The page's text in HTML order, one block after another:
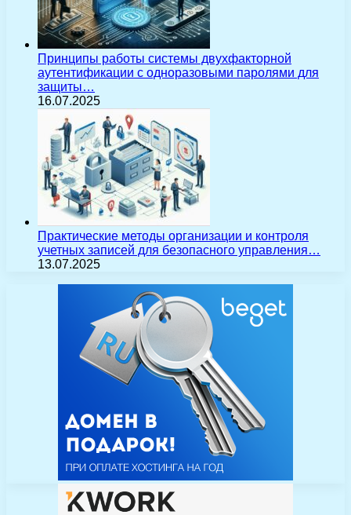
Принципы работы системы двухфакторной
аутентификации с одноразовыми паролями для
защиты…
16.07.2025
Практические методы организации и контроля
учетных записей для безопасного управления…
13.07.2025